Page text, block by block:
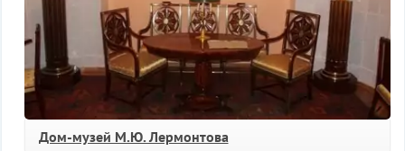
Дом-музей М.Ю. Лермонтова